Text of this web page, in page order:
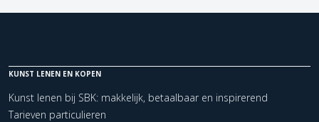
KUNST LENEN EN KOPEN
Kunst lenen bij SBK: makkelijk, betaalbaar en inspirerend
Tarieven particulieren